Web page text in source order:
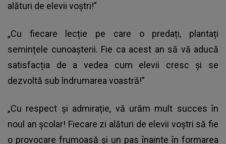
alături de elevii voștri!”
„Cu fiecare lecție pe care o predați, plantați
semințele cunoașterii. Fie ca acest an să vă aducă
satisfacția de a vedea cum elevii cresc și se
dezvoltă sub îndrumarea voastră!”
„Cu respect și admirație, vă urăm mult succes în
noul an școlar! Fiecare zi alături de elevii voștri să fie
o provocare frumoasă și un pas înainte în formarea